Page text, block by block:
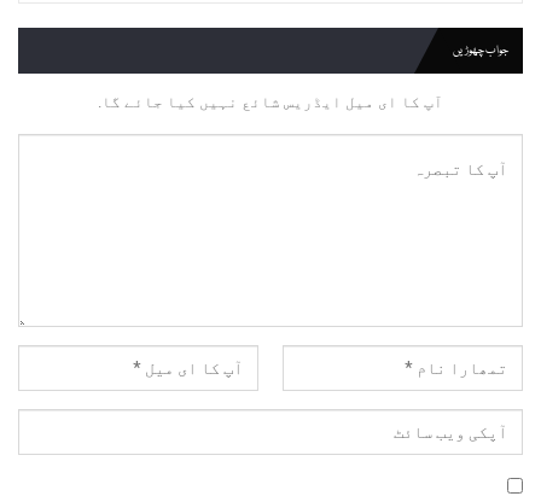
جواب چھوڑیں
آپ کا ای میل ایڈریس شائع نہیں کیا جائے گا.